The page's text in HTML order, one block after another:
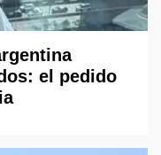
el pedido